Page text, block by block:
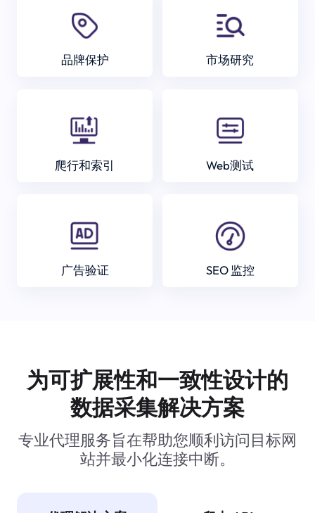
品牌保护 市场研究
爬行和索引 Web测试
广告验证 SEO 监控
为可扩展性和一致性设计的
数据采集解决方案
专业代理服务旨在帮助您顺利访问目标网
站并最小化连接中断。